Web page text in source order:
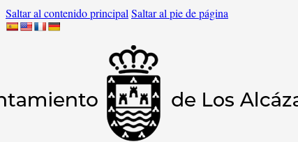
Saltar al contenido principal Saltar al pie de página